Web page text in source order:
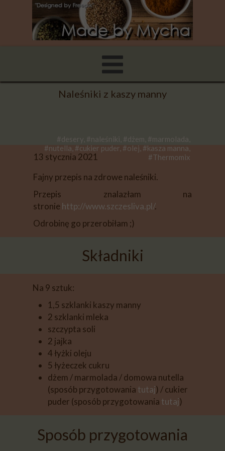
#desery, #naleśniki, #dżem, #marmolada,
#nutella, #cukier puder, #olej, #kasza manna,
#Thermomix
13 stycznia 2021
Naleśniki z kaszy manny
Fajny przepis na zdrowe naleśniki.
Przepis znalazłam na
stronie http://www.szczesliva.pl/.
Odrobinę go przerobiłam ;)
Składniki
Na 9 sztuk:
1,5 szklanki kaszy manny
2 szklanki mleka
szczypta soli
2 jajka
4 łyżki oleju
5 łyżeczek cukru
dżem / marmolada / domowa nutella
(sposób przygotowania tutaj) / cukier
puder (sposób przygotowania tutaj)
Sposób przygotowania